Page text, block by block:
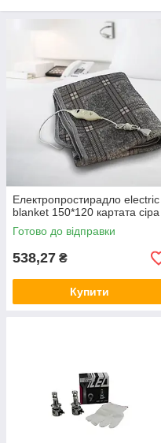
Електропростирадло electric
blanket 150*120 картата сіра
Готово до відправки
538,27 ₴
Купити